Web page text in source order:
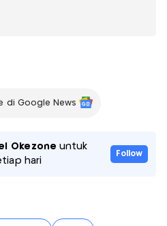
di Google News
Okezone untuk
hari
Follow